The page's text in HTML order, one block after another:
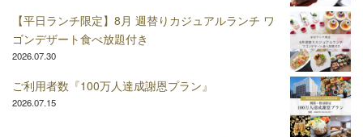
【平日ランチ限定】8月 週替りカジュアルランチ ワ
ゴンデザート食べ放題付き
2026.07.30
ご利用者数『100万人達成謝恩プラン』
2026.07.15